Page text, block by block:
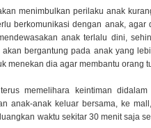
menimbulkan perilaku anak
berkomunikasi dengan anak,
anak terlalu dini,
bergantung pada anak yang
menekan dia agar membantu orang
memelihara keintiman
anak-anak keluar bersama, ke
waktu sekitar 30 menit saja